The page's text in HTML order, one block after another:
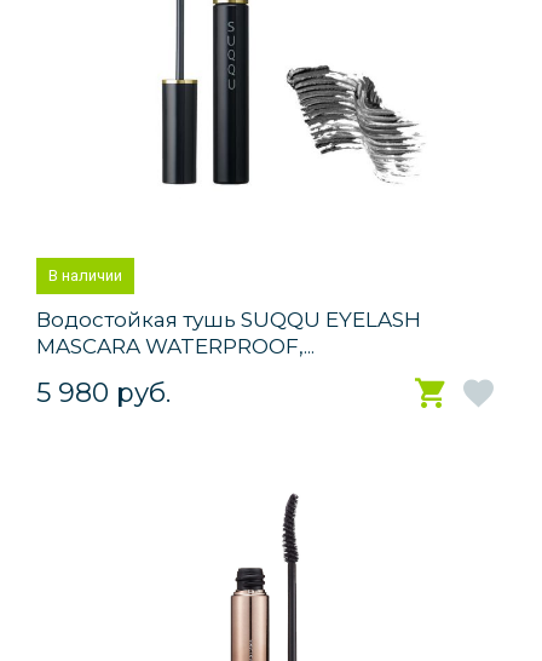
В наличии
Водостойкая тушь SUQQU EYELASH
MASCARA WATERPROOF,...
5 980 руб.